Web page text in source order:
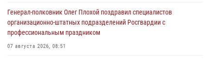
Генерал-полковник Олег Плохой поздравил специалистов
организационно-штатных подразделений Росгвардии с
профессиональным праздником
07 августа 2026, 08:51